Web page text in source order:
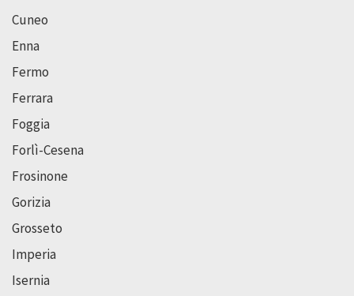
Cuneo
Enna
Fermo
Ferrara
Foggia
Forlì-Cesena
Frosinone
Gorizia
Grosseto
Imperia
Isernia